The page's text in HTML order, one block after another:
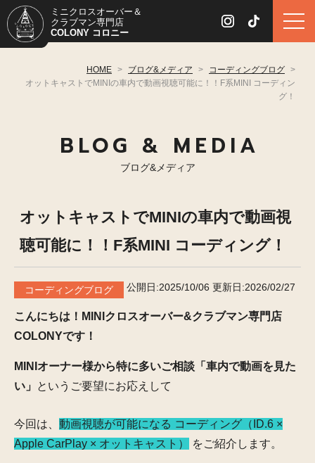
ミニクロスオーバー＆
クラブマン専門店
COLONY コロニー
HOME > ブログ&メディア > コーディングブログ >
オットキャストでMINIの車内で動画視聴可能に！！F系MINI コーディン
グ！
BLOG & MEDIA
ブログ&メディア
オットキャストでMINIの車内で動画視
聴可能に！！F系MINI コーディング！
コーディングブログ 公開日:2025/10/06 更新日:2026/02/27
こんにちは！MINIクロスオーバー&クラブマン専門店
COLONYです！
MINIオーナー様から特に多いご相談「車内で動画を見た
い」 というご要望にお応えして
今回は、 動画視聴が可能になる コーディング（ID.6 ×
Apple CarPlay × オットキャスト）
をご紹介します。